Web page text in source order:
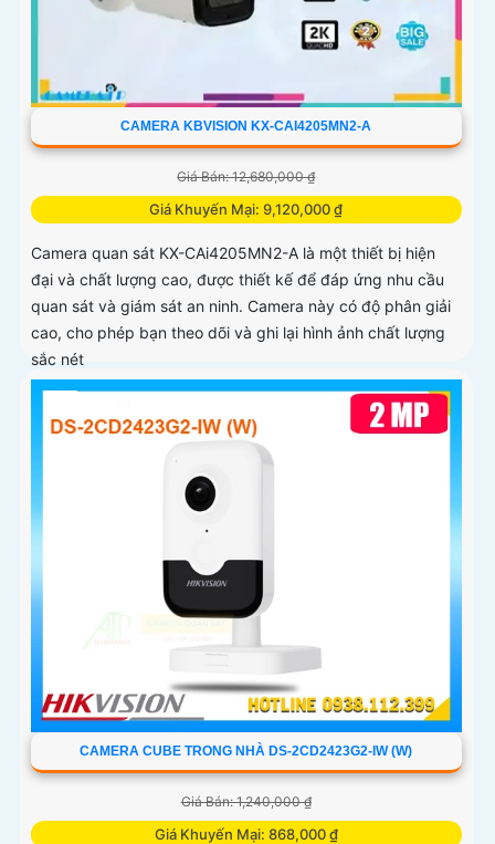
CAMERA KBVISION KX-CAI4205MN2-A
Giá Bán: 12,680,000 ₫
Giá Khuyến Mại: 9,120,000 ₫
Camera quan sát KX-CAi4205MN2-A là một thiết bị hiện
đại và chất lượng cao, được thiết kế để đáp ứng nhu cầu
quan sát và giám sát an ninh. Camera này có độ phân giải
cao, cho phép bạn theo dõi và ghi lại hình ảnh chất lượng
sắc nét
CAMERA CUBE TRONG NHÀ DS-2CD2423G2-IW (W)
Giá Bán: 1,240,000 ₫
Giá Khuyến Mại: 868,000 ₫